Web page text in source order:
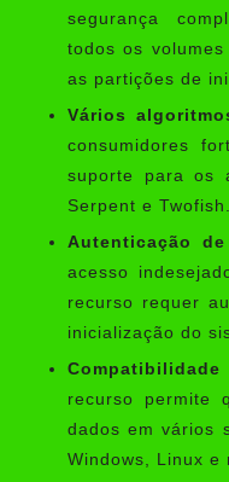
segurança
todos os
as partições de
Vários
consumidores
suporte para os
Serpent e Twofish.
Autenticação
acesso
recurso requer
inicialização do
recurso permite
dados em vários
Windows, Linux e